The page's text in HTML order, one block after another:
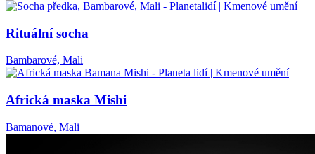
Rituální socha
Bambarové, Mali
Africká maska Mishi
Bamanové, Mali